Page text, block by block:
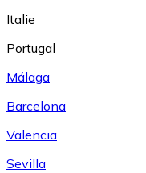
Italie
Portugal
Málaga
Barcelona
Valencia
Sevilla